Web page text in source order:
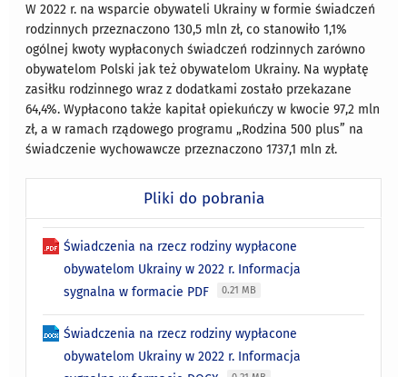
W 2022 r. na wsparcie obywateli Ukrainy w formie świadczeń
rodzinnych przeznaczono 130,5 mln zł, co stanowiło 1,1%
ogólnej kwoty wypłaconych świadczeń rodzinnych zarówno
obywatelom Polski jak też obywatelom Ukrainy. Na wypłatę
zasiłku rodzinnego wraz z dodatkami zostało przekazane
64,4%. Wypłacono także kapitał opiekuńczy w kwocie 97,2 mln
zł, a w ramach rządowego programu „Rodzina 500 plus” na
świadczenie wychowawcze przeznaczono 1737,1 mln zł.
Pliki do pobrania
Świadczenia na rzecz rodziny wypłacone
obywatelom Ukrainy w 2022 r. Informacja
sygnalna w formacie PDF
0.21 MB
Świadczenia na rzecz rodziny wypłacone
obywatelom Ukrainy w 2022 r. Informacja